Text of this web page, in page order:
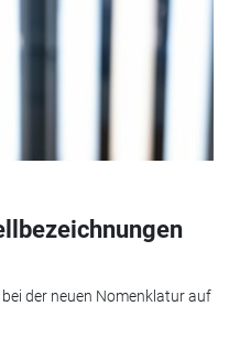
der neuen Nomenklatur auf